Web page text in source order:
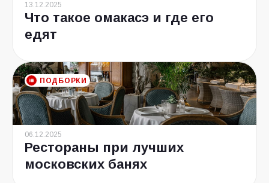
13.12.2025
Что такое омакасэ и где его
едят
ПОДБОРКИ
06.12.2025
Рестораны при лучших
московских банях